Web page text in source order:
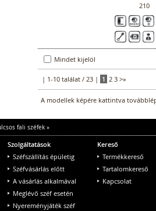
210
Mindet kijelöl
| 1-10 találat / 23 | 1 2 3 >»
A modellek képére kattintva
fali széfek»
Szolgáltatások
Széfszállítás épületig
Széfvásárlás előtt
A vásárlás alkalmával
Meglévő széf esetén
Nyereményjáték széf
Kereső
Termékkereső
Tartalomkereső
Kapcsolat